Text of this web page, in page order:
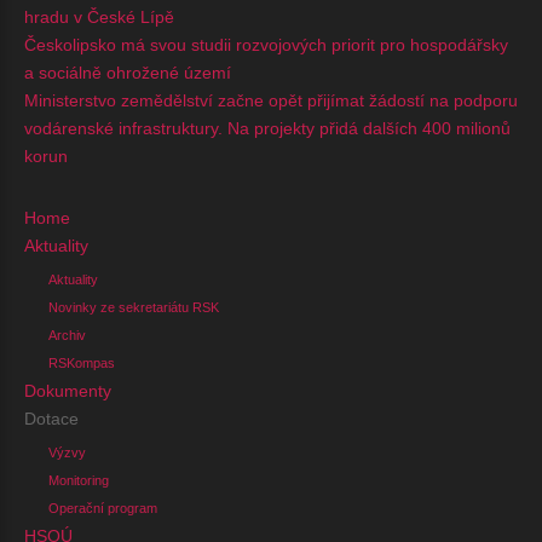
hradu v České Lípě
Českolipsko má svou studii rozvojových priorit pro hospodářsky
a sociálně ohrožené území
Ministerstvo zemědělství začne opět přijímat žádostí na podporu
vodárenské infrastruktury. Na projekty přidá dalších 400 milionů
korun
Home
Aktuality
Aktuality
Novinky ze sekretariátu RSK
Archiv
RSKompas
Dokumenty
Dotace
Výzvy
Monitoring
Operační program
HSOÚ